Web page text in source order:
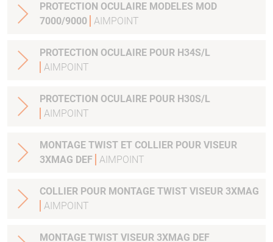
PROTECTION OCULAIRE MODELES MOD
7000/9000 AIMPOINT
PROTECTION OCULAIRE POUR H34S/L
AIMPOINT
PROTECTION OCULAIRE POUR H30S/L
AIMPOINT
MONTAGE TWIST ET COLLIER POUR VISEUR
3XMAG DEF AIMPOINT
COLLIER POUR MONTAGE TWIST VISEUR 3XMAG
AIMPOINT
MONTAGE TWIST VISEUR 3XMAG DEF